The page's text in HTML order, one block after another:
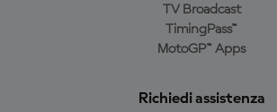
TV Broadcast
TimingPass™
MotoGP™ Apps
Richiedi assistenza